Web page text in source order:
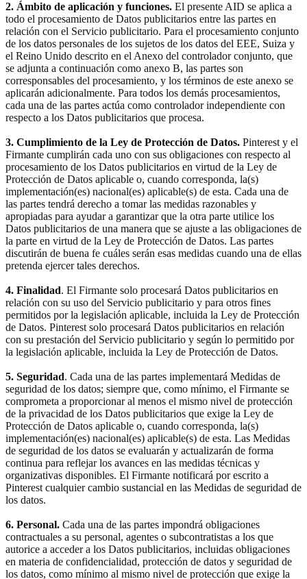
2. Ámbito de aplicación y funciones. El presente AID se aplica a
todo el procesamiento de Datos publicitarios entre las partes en
relación con el Servicio publicitario. Para el procesamiento conjunto
de los datos personales de los sujetos de los datos del EEE, Suiza y
el Reino Unido descrito en el Anexo del controlador conjunto, que
se adjunta a continuación como anexo B, las partes son
corresponsables del procesamiento, y los términos de este anexo se
aplicarán adicionalmente. Para todos los demás procesamientos,
cada una de las partes actúa como controlador independiente con
respecto a los Datos publicitarios que procesa.
3. Cumplimiento de la Ley de Protección de Datos. Pinterest y el
Firmante cumplirán cada uno con sus obligaciones con respecto al
procesamiento de los Datos publicitarios en virtud de la Ley de
Protección de Datos aplicable o, cuando corresponda, la(s)
implementación(es) nacional(es) aplicable(s) de esta. Cada una de
las partes tendrá derecho a tomar las medidas razonables y
apropiadas para ayudar a garantizar que la otra parte utilice los
Datos publicitarios de una manera que se ajuste a las obligaciones de
la parte en virtud de la Ley de Protección de Datos. Las partes
discutirán de buena fe cuáles serán esas medidas cuando una de ellas
pretenda ejercer tales derechos.
4. Finalidad. El Firmante solo procesará Datos publicitarios en
relación con su uso del Servicio publicitario y para otros fines
permitidos por la legislación aplicable, incluida la Ley de Protección
de Datos. Pinterest solo procesará Datos publicitarios en relación
con su prestación del Servicio publicitario y según lo permitido por
la legislación aplicable, incluida la Ley de Protección de Datos.
5. Seguridad. Cada una de las partes implementará Medidas de
seguridad de los datos; siempre que, como mínimo, el Firmante se
comprometa a proporcionar al menos el mismo nivel de protección
de la privacidad de los Datos publicitarios que exige la Ley de
Protección de Datos aplicable o, cuando corresponda, la(s)
implementación(es) nacional(es) aplicable(s) de esta. Las Medidas
de seguridad de los datos se evaluarán y actualizarán de forma
continua para reflejar los avances en las medidas técnicas y
organizativas disponibles. El Firmante notificará por escrito a
Pinterest cualquier cambio sustancial en las Medidas de seguridad de
los datos.
6. Personal. Cada una de las partes impondrá obligaciones
contractuales a su personal, agentes o subcontratistas a los que
autorice a acceder a los Datos publicitarios, incluidas obligaciones
en materia de confidencialidad, protección de datos y seguridad de
los datos, como mínimo al mismo nivel de protección que exige la